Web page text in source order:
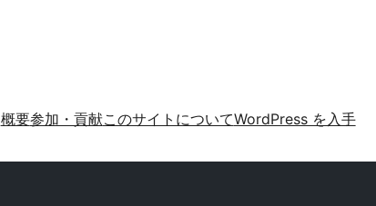
概要参加・貢献このサイトについてWordPress を入手